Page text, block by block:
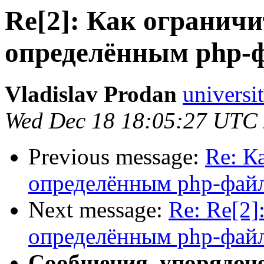
Re[2]: Как
определённым php-
Vladislav Prodan
Wed Dec 18 18:05:27 UTC
Previous message: Re:
определённым php-
Next message: Re:
определённым php-